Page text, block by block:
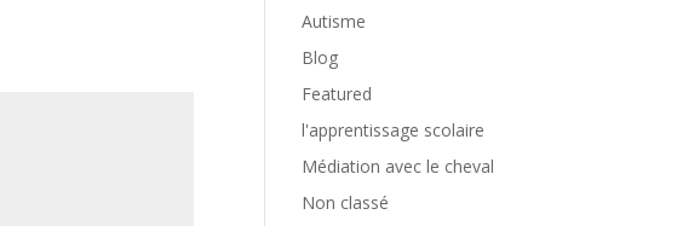
Autisme
Blog
Featured
l'apprentissage scolaire
Médiation avec le cheval
Non classé